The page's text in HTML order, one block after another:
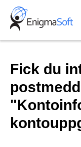
Skip
content
Fick du